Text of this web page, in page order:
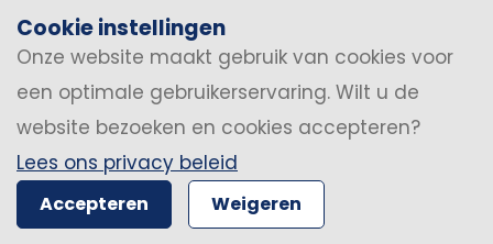
Cookie instellingen
Onze website maakt gebruik van cookies voor
een optimale gebruikerservaring. Wilt u de
website bezoeken en cookies accepteren?
Lees ons privacy beleid
Accepteren Weigeren